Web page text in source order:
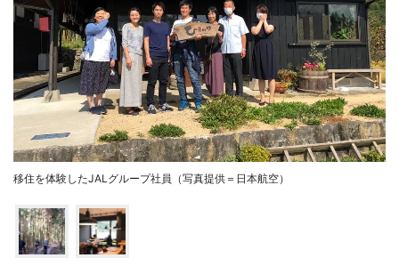
移住を体験したJALグループ社員（写真提供＝日本航空）